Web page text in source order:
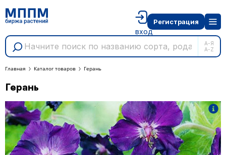
А-Я
A-Z
вход
Регистрация
Главная Каталог товаров Герань
Герань